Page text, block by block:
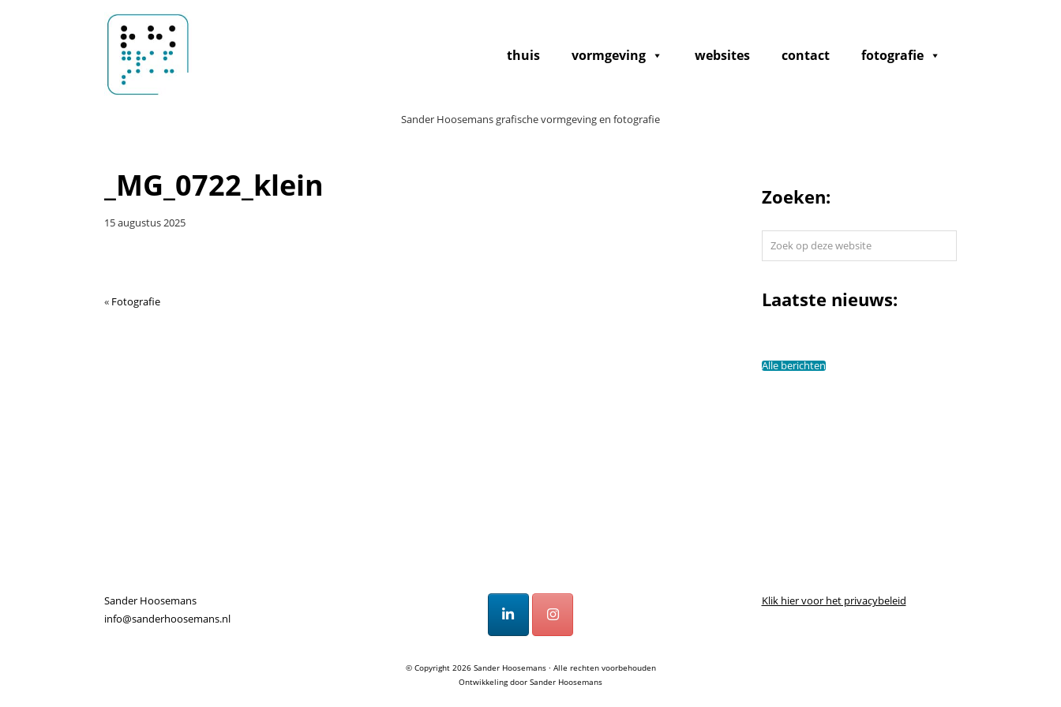
Sander
Hoosemans
thuis vormgeving websites contact fotografie
Sander Hoosemans grafische vormgeving en fotografie
_MG_0722_klein
15 augustus 2025
« Fotografie
Zoeken:
website
Laatste nieuws:
Alle berichten
Sander Hoosemans
info@sanderhoosemans.nl
Klik hier voor het privacybeleid
© Copyright 2026 Sander Hoosemans· Alle rechten voorbehouden
Ontwikkeling door Sander Hoosemans